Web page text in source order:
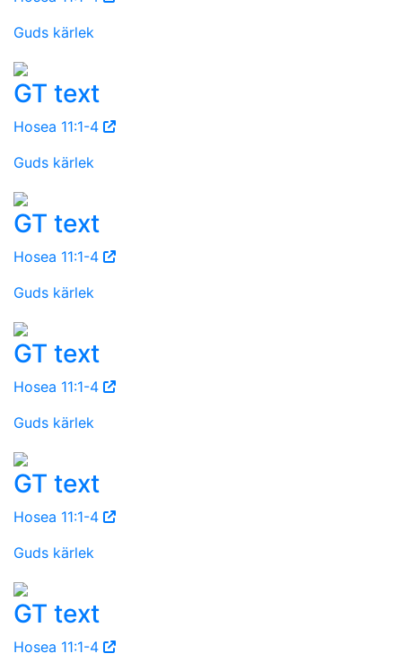
Guds kärlek
GT text
Hosea 11:1-4
Guds kärlek
GT text
Hosea 11:1-4
Guds kärlek
GT text
Hosea 11:1-4
Guds kärlek
GT text
Hosea 11:1-4
Guds kärlek
GT text
Hosea 11:1-4